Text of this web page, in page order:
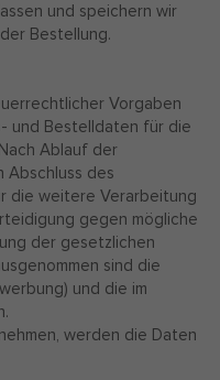
und speichern wir
Bestellung.
Vorgaben
und Bestelldaten für die
Ablauf der
Abschluss des
die weitere Verarbeitung
gegen mögliche
der gesetzlichen
sind die
und die im
werden die Daten